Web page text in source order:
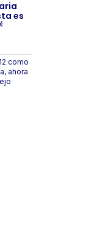
es
como
ahora